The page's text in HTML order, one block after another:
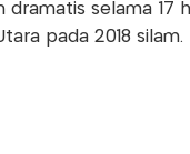
selama 17
pada 2018 silam.